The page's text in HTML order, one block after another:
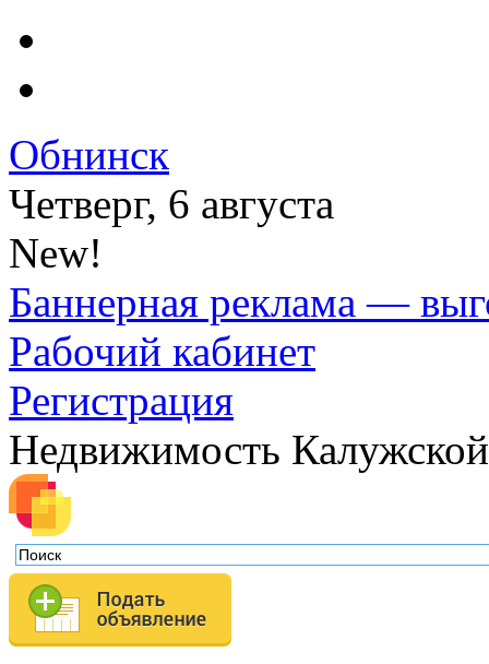
Обнинск
Четверг, 6 августа
New!
Баннерная реклама —
Рабочий кабинет
Регистрация
Недвижимость